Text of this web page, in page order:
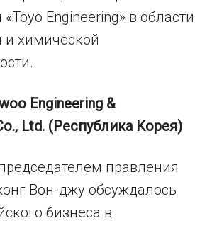
Engineering» в области
и химической
Engineering &
Ltd. (Республика Корея)
правления
Вон-джу обсуждалось
бизнеса в